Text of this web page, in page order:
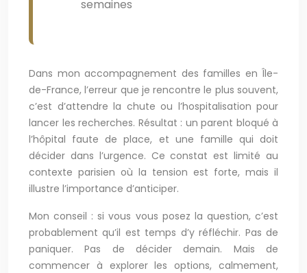
semaines
Dans mon accompagnement des familles en Île-
de-France, l’erreur que je rencontre le plus souvent,
c’est d’attendre la chute ou l’hospitalisation pour
lancer les recherches. Résultat : un parent bloqué à
l’hôpital faute de place, et une famille qui doit
décider dans l’urgence. Ce constat est limité au
contexte parisien où la tension est forte, mais il
illustre l’importance d’anticiper.
Mon conseil : si vous vous posez la question, c’est
probablement qu’il est temps d’y réfléchir. Pas de
paniquer. Pas de décider demain. Mais de
commencer à explorer les options, calmement,